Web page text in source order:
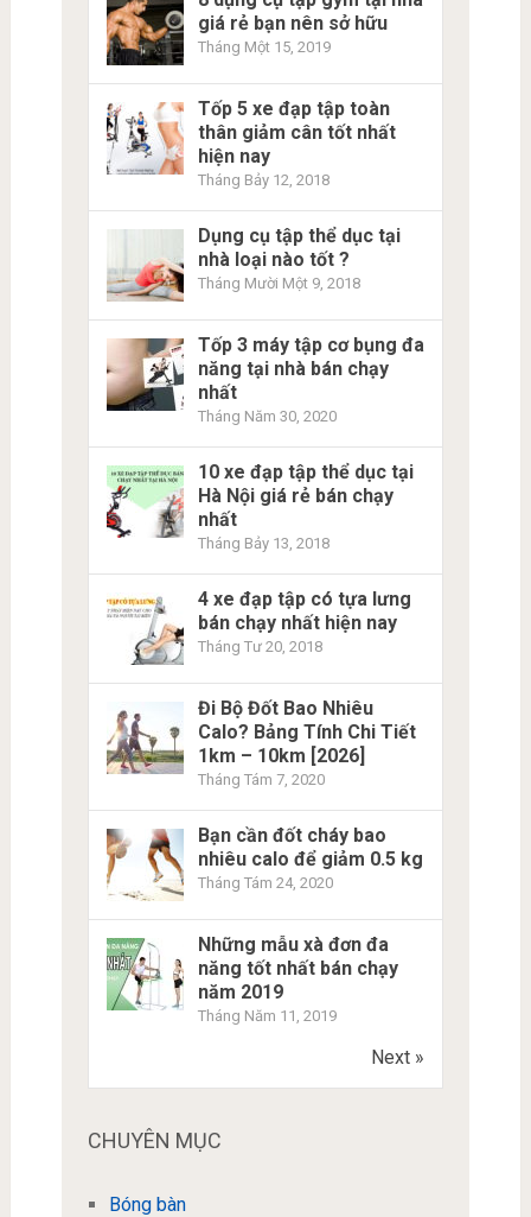
giá rẻ bạn nên sở hữu
Tháng Một 15, 2019
Tốp 5 xe đạp tập toàn
thân giảm cân tốt nhất
hiện nay
Tháng Bảy 12, 2018
Dụng cụ tập thể dục tại
nhà loại nào tốt ?
Tháng Mười Một 9, 2018
Tốp 3 máy tập cơ bụng đa
năng tại nhà bán chạy
nhất
Tháng Năm 30, 2020
10 xe đạp tập thể dục tại
Hà Nội giá rẻ bán chạy
nhất
Tháng Bảy 13, 2018
4 xe đạp tập có tựa lưng
bán chạy nhất hiện nay
Tháng Tư 20, 2018
Đi Bộ Đốt Bao Nhiêu
Calo? Bảng Tính Chi Tiết
1km – 10km [2026]
Tháng Tám 7, 2020
Bạn cần đốt cháy bao
nhiêu calo để giảm 0.5 kg
Tháng Tám 24, 2020
Những mẫu xà đơn đa
năng tốt nhất bán chạy
năm 2019
Tháng Năm 11, 2019
Next »
CHUYÊN MỤC
Bóng bàn